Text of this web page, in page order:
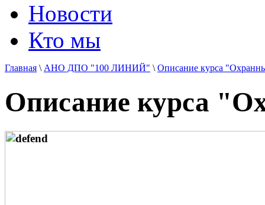
Новости
Кто мы
Главная \ АНО ДПО "100 ЛИНИЙ" \ Описание курса
Описание курса